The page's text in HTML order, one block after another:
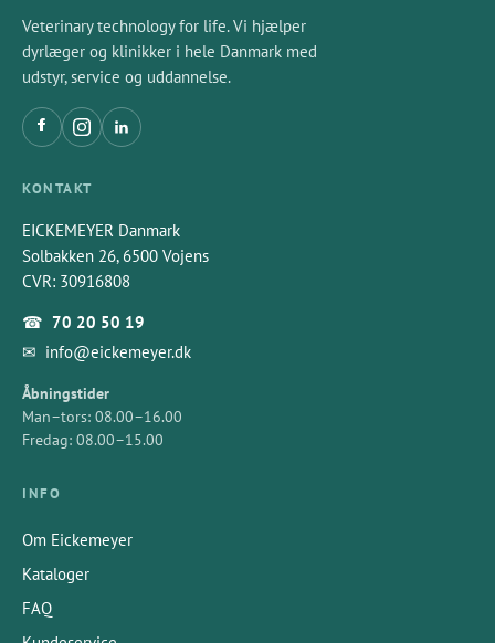
Veterinary technology for life. Vi hjælper
dyrlæger og klinikker i hele Danmark med
udstyr, service og uddannelse.
KONTAKT
EICKEMEYER Danmark
Solbakken 26, 6500 Vojens
CVR: 30916808
☎ 70 20 50 19
✉ info@eickemeyer.dk
Åbningstider
Man–tors: 08.00–16.00
Fredag: 08.00–15.00
INFO
Om Eickemeyer
Kataloger
FAQ